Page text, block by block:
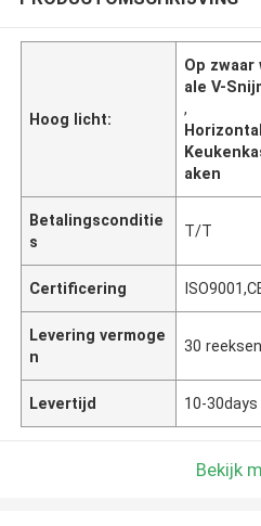
Hoog licht:
Op
ale V-
,
aken
Betalingsconditie
s
T/T
Certificering
Levering vermoge
n
30
Levertijd 10-30days
Bekijk